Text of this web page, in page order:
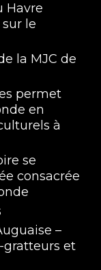
Havre
le
la MJC de
permet
en
à
se
consacrée
–
gratteurs et